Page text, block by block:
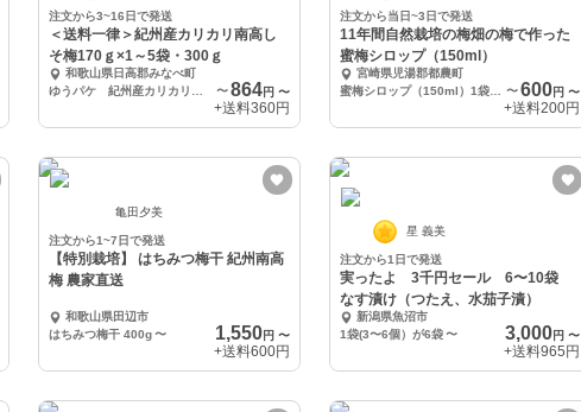
注文から3~16日で発送
＜送料一律＞紀州産カリカリ南高し
そ梅170ｇ×1～5袋・300ｇ
和歌山県日高郡みなべ町
〜 864円 〜
+送料360円
注文から当日~3日で発送
11年間自然栽培の梅畑の梅で作った
蜜梅シロップ（150ml）
宮崎県児湯郡都農町
蜜梅シロップ（150ml）1袋入り
〜 600円〜
+送料200円
亀田夕美
注文から1~7日で発送
【特別栽培】 はちみつ梅干 紀州南高
梅 農家直送
和歌山県田辺市
はちみつ梅干 400g 〜 1,550円 〜
+送料600円
星 義美
注文から1日で発送
実ったよ 3千円セール 6〜10袋
なす漬け（つたえ、水茄子漬）
新潟県魚沼市
1袋(3〜6個）が6袋 〜 3,000円〜
+送料965円